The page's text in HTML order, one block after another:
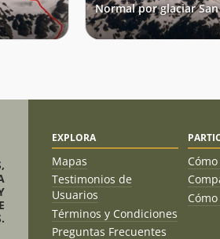
Normal por glaciar
EXPLORA
Mapas
Testimonios de
Usuarios
Términos y Condiciones
Preguntas Frecuentes